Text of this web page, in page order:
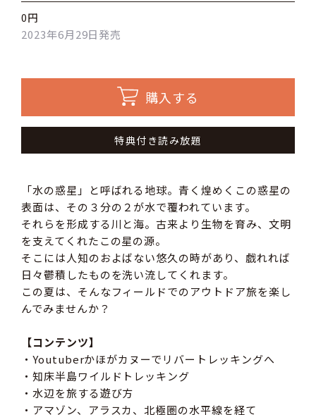
0円
2023年6月29日発売
購入する
特典付き読み放題
「水の惑星」と呼ばれる地球。青く煌めくこの惑星の
表面は、その３分の２が水で覆われています。
それらを形成する川と海。古来より生物を育み、文明
を支えてくれたこの星の源。
そこには人知のおよばない悠久の時があり、戯れれば
日々鬱積したものを洗い流してくれます。
この夏は、そんなフィールドでのアウトドア旅を楽し
んでみませんか？
【コンテンツ】
・Youtuberかほがカヌーでリバートレッキングへ
・知床半島ワイルドトレッキング
・水辺を旅する遊び方
・アマゾン、アラスカ、北極圏の水平線を経て